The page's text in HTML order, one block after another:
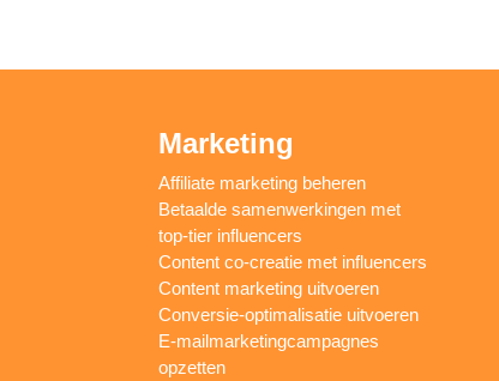
Marketing
Affiliate marketing beheren
Betaalde samenwerkingen met
top-tier influencers
Content co-creatie met influencers
Content marketing uitvoeren
Conversie-optimalisatie uitvoeren
E-mailmarketingcampagnes
opzetten